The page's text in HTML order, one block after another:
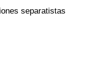
separatistas